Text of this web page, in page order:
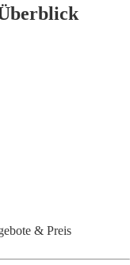
& Preis